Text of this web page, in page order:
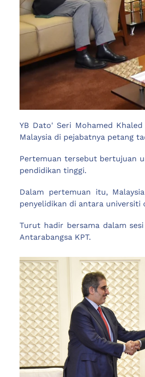
YB Dato' Seri Mohamed
Malaysia di pejabatnya petang
Pertemuan tersebut bertujuan
pendidikan tinggi.
Dalam pertemuan itu,
penyelidikan di antara universiti
Turut hadir bersama dalam
Antarabangsa KPT.